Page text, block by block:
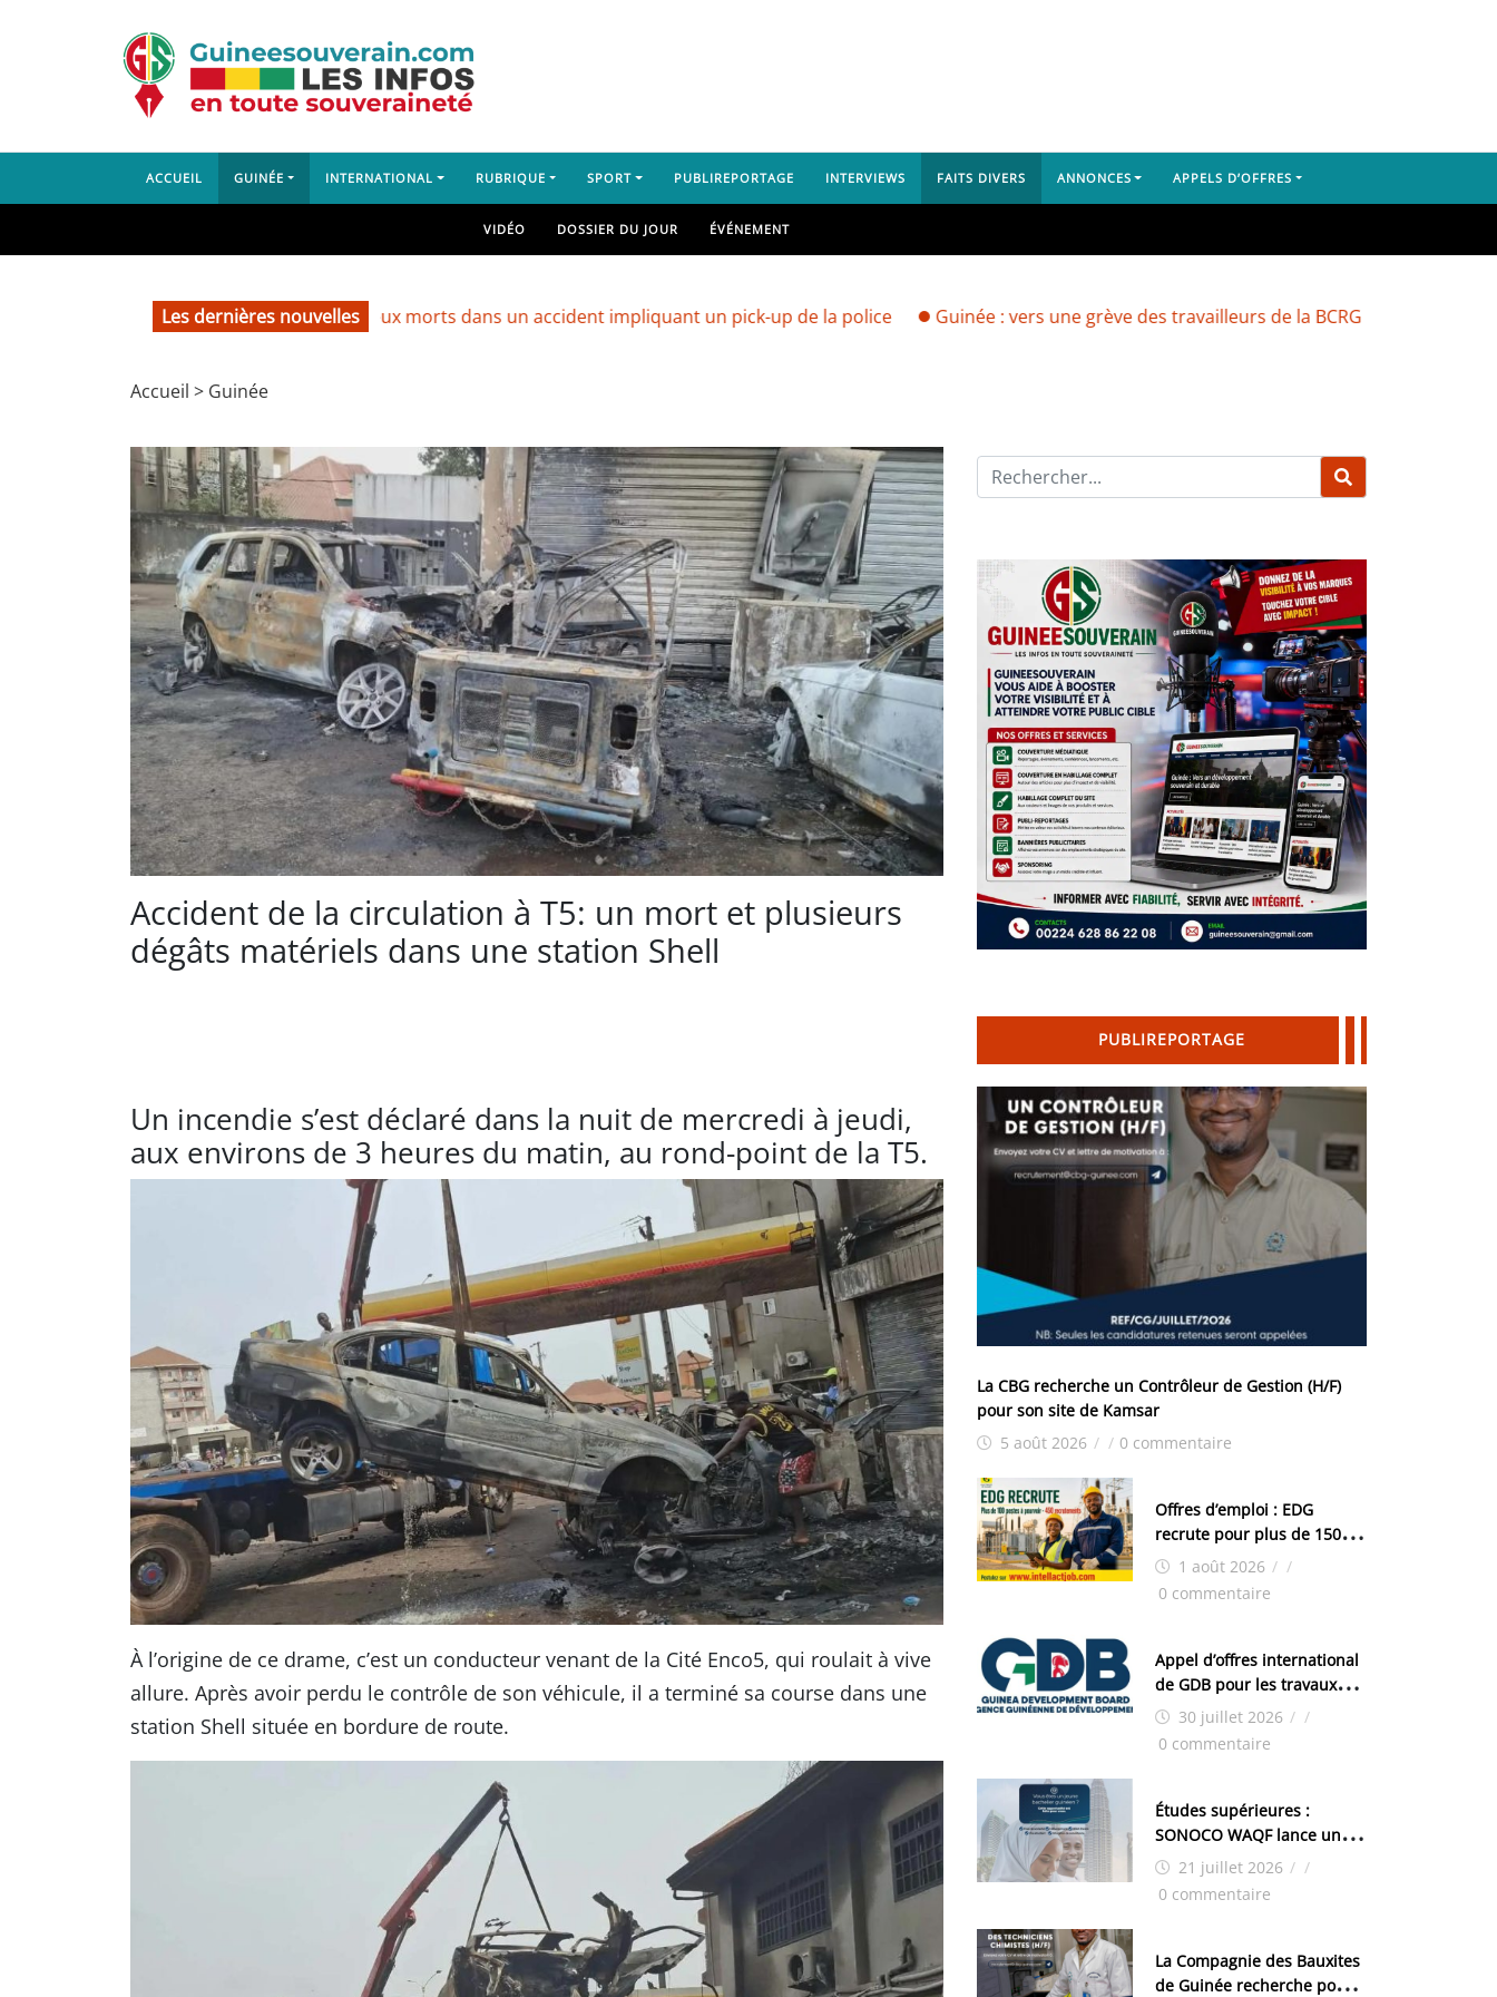
ACCUEIL GUINÉE INTERNATIONAL RUBRIQUE SPORT PUBLIREPORTAGE INTERVIEWS FAITS DIVERS ANNONCES APPELS D’OFFRES
VIDÉO DOSSIER DU JOUR ÉVÉNEMENT
Les dernières nouvelles
Lambanyi : deux morts dans un accident impliquant un pick-up de la police Guinée : vers une grève des travailleurs de la BCRG Dubréka : un camion
Accueil > Guinée
Accident de la circulation à T5: un mort et plusieurs
dégâts matériels dans une station Shell
Un incendie s’est déclaré dans la nuit de mercredi à jeudi,
aux environs de 3 heures du matin, au rond-point de la T5.
À l’origine de ce drame, c’est un conducteur venant de la Cité Enco5, qui roulait à vive
allure. Après avoir perdu le contrôle de son véhicule, il a terminé sa course dans une
station Shell située en bordure de route.
PUBLIREPORTAGE
La CBG recherche un Contrôleur de Gestion (H/F)
pour son site de Kamsar
5 août 2026 / / 0 commentaire
Offres d’emploi : EDG
recrute pour plus de 150
postes1 août 2026 / /
0 commentaire
Appel d’offres international
de GDB pour les travaux
d’aménagement de la zone
industrielle de FANDJE
30 juillet 2026 / /
0 commentaire
Études supérieures :
SONOCO WAQF lance un
programme de bourses
pour la Malaisie
21 juillet 2026 / /
0 commentaire
La Compagnie des Bauxites
de Guinée recherche pour